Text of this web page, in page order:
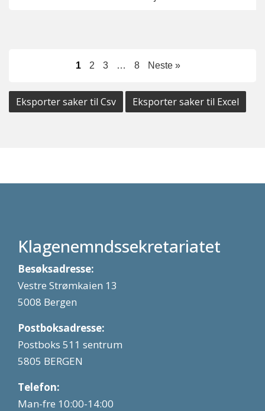
1 2 3 … 8 Neste »
Eksporter saker til Csv Eksporter saker til Excel
Klagenemndssekretariatet
Besøksadresse:
Vestre Strømkaien 13
5008 Bergen
Postboksadresse:
Postboks 511 sentrum
5805 BERGEN
Telefon:
Man-fre 10:00-14:00